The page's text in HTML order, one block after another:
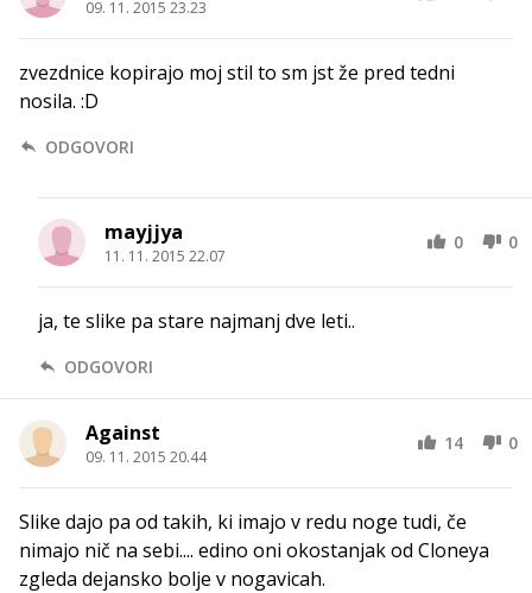
09. 11. 2015 23.23
zvezdnice kopirajo moj stil to sm jst že pred tedni
nosila. :D
ODGOVORI
mayjjya
11. 11. 2015 22.07
0 0
ja, te slike pa stare najmanj dve leti..
ODGOVORI
Against
09. 11. 2015 20.44
14 0
Slike dajo pa od takih, ki imajo v redu noge tudi, če
nimajo nič na sebi.... edino oni okostanjak od Cloneya
zgleda dejansko bolje v nogavicah.